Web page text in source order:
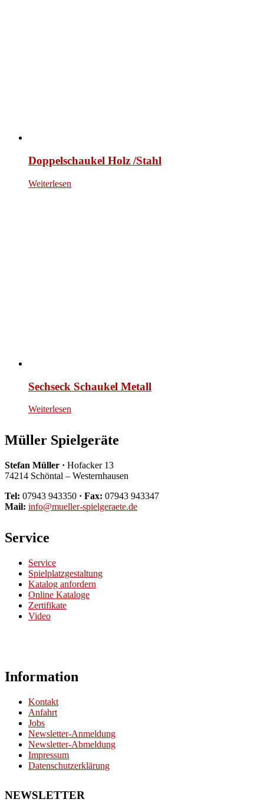
Doppelschaukel Holz /Stahl
Weiterlesen
Sechseck Schaukel Metall
Weiterlesen
Müller Spielgeräte
Stefan Müller · Hofacker 13
74214 Schöntal – Westernhausen
Tel: 07943 943350 · Fax: 07943 943347
Mail: info@mueller-spielgeraete.de
Service
Service
Spielplatzgestaltung
Katalog anfordern
Online Kataloge
Zertifikate
Video
Information
Kontakt
Anfahrt
Jobs
Newsletter-Anmeldung
Newsletter-Abmeldung
Impressum
Datenschutzerklärung
NEWSLETTER